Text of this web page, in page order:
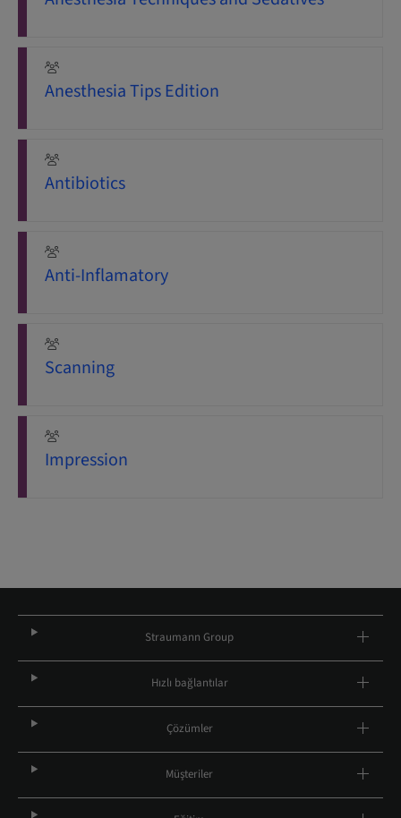
Anesthesia Tips Edition
Antibiotics
Anti-Inflamatory
Scanning
Impression
Straumann Group
Hızlı bağlantılar
Çözümler
Müşteriler